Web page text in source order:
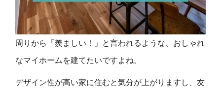
周りから「羨ましい！」と言われるような、おしゃれ
なマイホームを建てたいですよね。
デザイン性が高い家に住むと気分が上がりますし、友